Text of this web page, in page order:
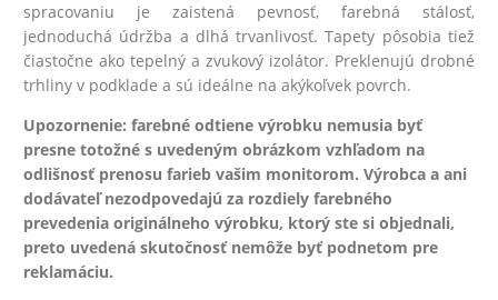
spracovaniu je zaistená pevnosť, farebná stálosť,
jednoduchá údržba a dlhá trvanlivosť. Tapety pôsobia tiež
čiastočne ako tepelný a zvukový izolátor. Preklenujú drobné
trhliny v podklade a sú ideálne na akýkoľvek povrch.
Upozornenie: farebné odtiene výrobku nemusia byť
presne totožné s uvedeným obrázkom vzhľadom na
odlišnosť prenosu farieb vašim monitorom. Výrobca a ani
dodávateľ nezodpovedajú za rozdiely farebného
prevedenia originálneho výrobku, ktorý ste si objednali,
preto uvedená skutočnosť nemôže byť podnetom pre
reklamáciu.